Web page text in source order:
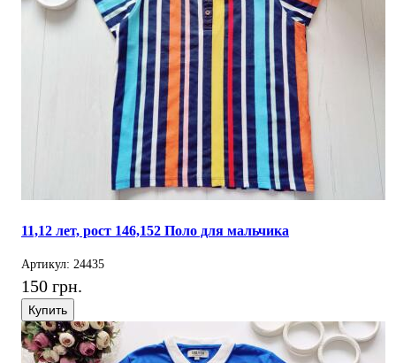
11,12 лет, рост 146,152 Поло для мальчика
Артикул: 24435
150 грн.
Купить